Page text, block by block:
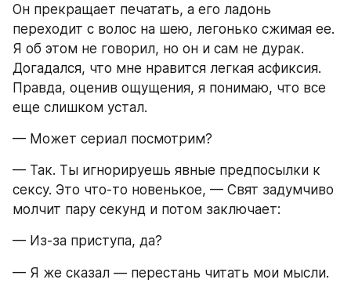
Он прекращает печатать, а его ладонь
переходит с волос на шею, легонько сжимая ее.
Я об этом не говорил, но он и сам не дурак.
Догадался, что мне нравится легкая асфиксия.
Правда, оценив ощущения, я понимаю, что все
еще слишком устал.
— Может сериал посмотрим?
— Так. Ты игнорируешь явные предпосылки к
сексу. Это что-то новенькое, — Свят задумчиво
молчит пару секунд и потом заключает:
— Из-за приступа, да?
— Я же сказал — перестань читать мои мысли.